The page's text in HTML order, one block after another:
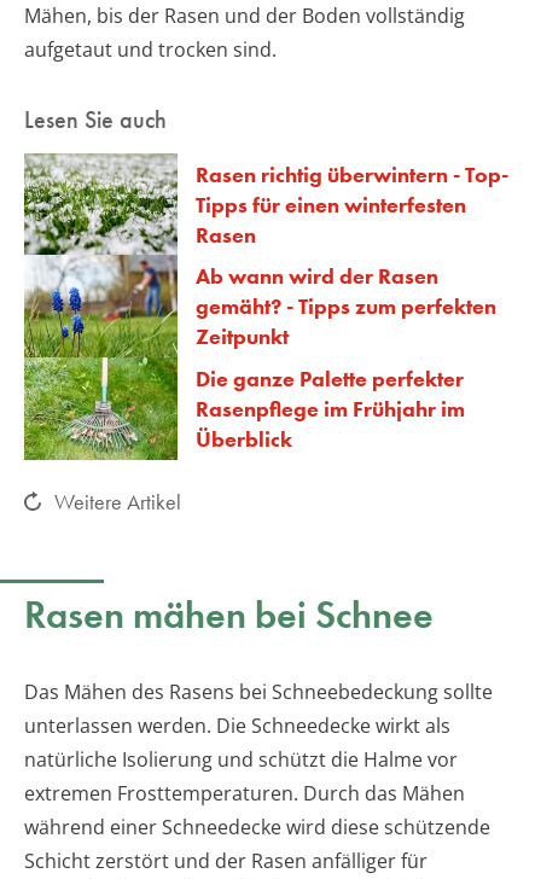
Mähen, bis der Rasen und der Boden vollständig
aufgetaut und trocken sind.
Lesen Sie auch
Rasen richtig überwintern - Top-
Tipps für einen winterfesten
Rasen
Ab wann wird der Rasen
gemäht? - Tipps zum perfekten
Zeitpunkt
Die ganze Palette perfekter
Rasenpflege im Frühjahr im
Überblick
Weitere Artikel
Rasen mähen bei Schnee
Das Mähen des Rasens bei Schneebedeckung sollte
unterlassen werden. Die Schneedecke wirkt als
natürliche Isolierung und schützt die Halme vor
extremen Frosttemperaturen. Durch das Mähen
während einer Schneedecke wird diese schützende
Schicht zerstört und der Rasen anfälliger für